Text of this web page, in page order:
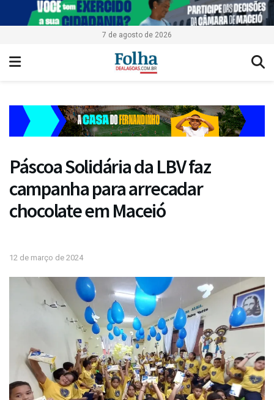
7 de agosto de 2026
Páscoa Solidária da LBV faz
campanha para arrecadar
chocolate em Maceió
12 de março de 2024